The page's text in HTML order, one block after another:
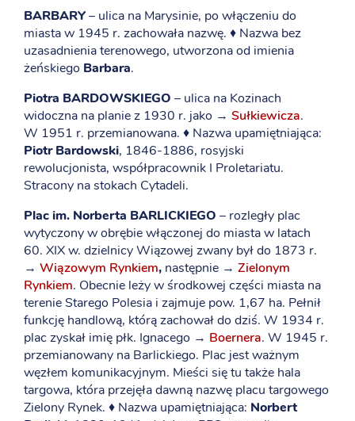
BARBARY– ulica na Marysinie, po włączeniu do
miasta w 1945 r. zachowała nazwę. ♦ Nazwa bez
uzasadnienia terenowego, utworzona od imienia
żeńskiego Barbara.
Piotra BARDOWSKIEGO – ulica na Kozinach
widoczna na planie z 1930 r. jako → Sułkiewicza.
W 1951 r. przemianowana. ♦ Nazwa upamiętniająca:
Piotr Bardowski, 1846-1886, rosyjski
rewolucjonista, współpracownik I Proletariatu.
Stracony na stokach Cytadeli.
Plac im. Norberta BARLICKIEGO – rozległy plac
wytyczony w obrębie włączonej do miasta w latach
60. XIX w. dzielnicy Wiązowej zwany był do 1873 r.
→ Wiązowym Rynkiem, następnie → Zielonym
Rynkiem. Obecnie leży w środkowej części miasta na
terenie Starego Polesia i zajmuje pow. 1,67 ha. Pełnił
funkcję handlową, którą zachował do dziś. W 1934 r.
plac zyskał imię płk. Ignacego → Boernera. W 1945 r.
przemianowany na Barlickiego. Plac jest ważnym
węzłem komunikacyjnym. Mieści się tu także hala
targowa, która przejęła dawną nazwę placu targowego
Zielony Rynek. ♦ Nazwa upamiętniająca: Norbert